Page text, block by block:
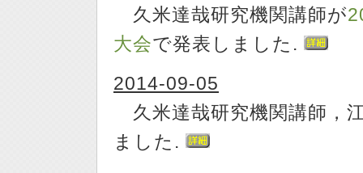
久米達哉研究機関講師が
大会で発表しました.
2014-09-05
久米達哉研究機関講師，
ました.